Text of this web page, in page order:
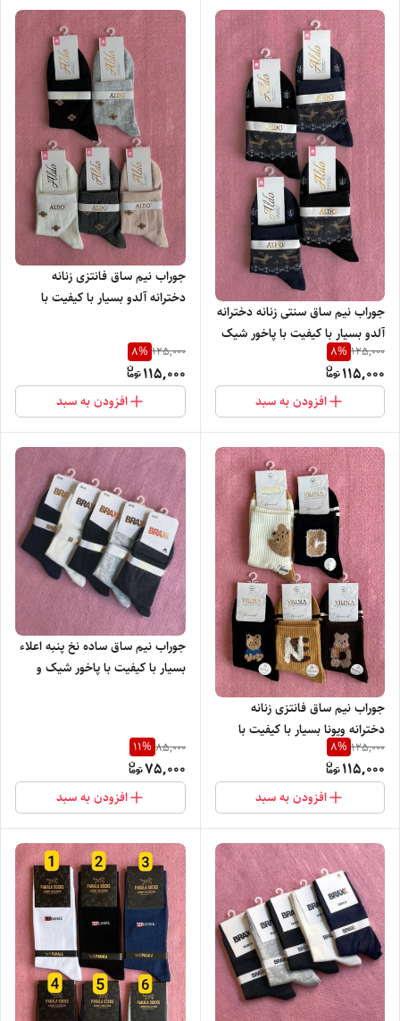
جوراب نیم ساق سنتی زنانه دخترانه
آلدو بسیار با کیفیت با پاخور شیک
و راحت
125,000
8%
115,000
افزودن به سبد
جوراب نیم ساق فانتزی زنانه
دخترانه آلدو بسیار با کیفیت با
125,000
8%
115,000
افزودن به سبد
جوراب نیم ساق فانتزی زنانه
دخترانه ویونا بسیار با کیفیت با
پاخور شیک و راحت
125,000
8%
115,000
افزودن به سبد
جوراب نیم ساق ساده نخ پنبه اعلاء
بسیار با کیفیت با پاخور شیک و
85,000
11%
75,000
افزودن به سبد